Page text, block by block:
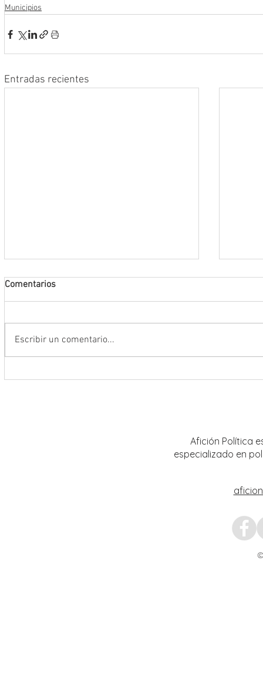
Municipios
Entradas recientes
Comentarios
Escribir un comentario...
Afición Política
especializado en